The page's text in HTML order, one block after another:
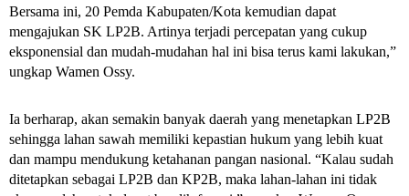
Bersama ini, 20 Pemda Kabupaten/Kota kemudian dapat
mengajukan SK LP2B. Artinya terjadi percepatan yang cukup
eksponensial dan mudah-mudahan hal ini bisa terus kami lakukan,”
ungkap Wamen Ossy.
Ia berharap, akan semakin banyak daerah yang menetapkan LP2B
sehingga lahan sawah memiliki kepastian hukum yang lebih kuat
dan mampu mendukung ketahanan pangan nasional. “Kalau sudah
ditetapkan sebagai LP2B dan KP2B, maka lahan-lahan ini tidak